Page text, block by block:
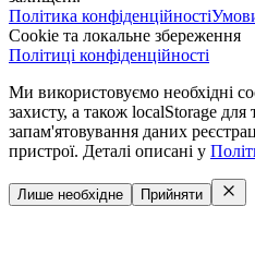
Політика конфіденційності
Cookie та локальне збереження
Політиці конфіденційності
Ми використовуємо необхідні
захисту, а також localStorage
запам'ятовування даних
пристрої. Деталі описані у
Лише необхідне Прийняти